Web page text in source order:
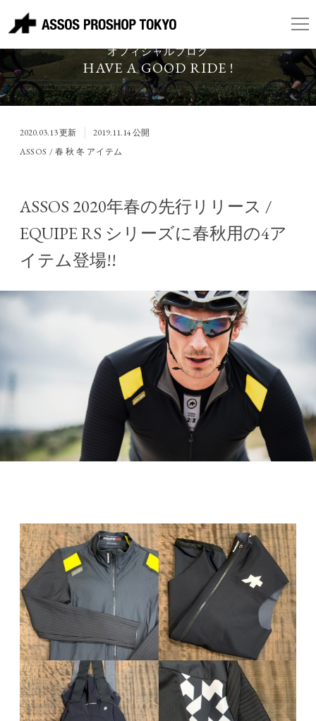
オフィシャルブログ
HAVE A GOOD RIDE !
2020.03.13更新 2019.11.14公開
ASSOS / 春 秋 冬 アイテム
ASSOS 2020年春の先行リリース /
EQUIPE RS シリーズに春秋用の4ア
イテム登場!!